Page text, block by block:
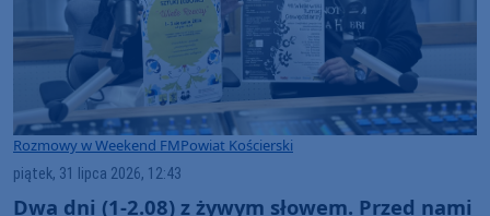
Rozmowy w Weekend FMPowiat Kościerski
piątek, 31 lipca 2026, 12:43
Dwa dni (1-2.08) z żywym słowem. Przed nami